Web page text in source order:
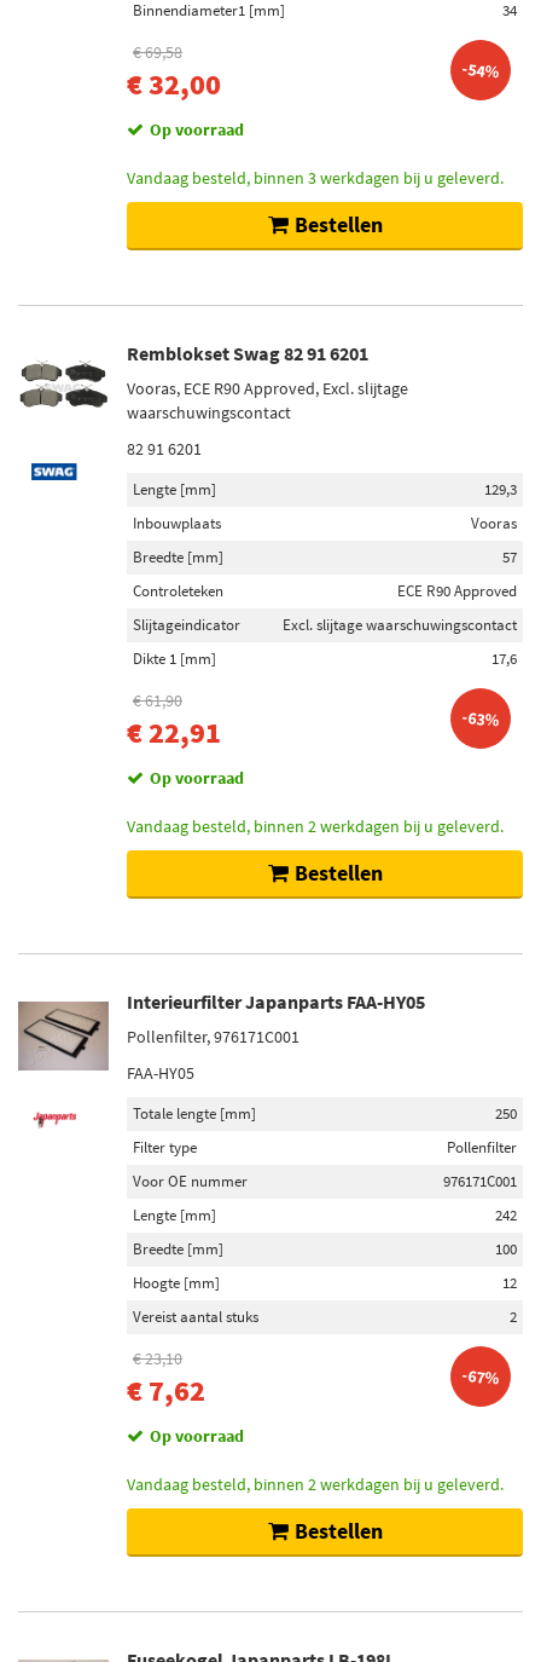
Binnendiameter1 [mm]
34
€ 69,58
€ 32,00 -54%
Op voorraad
Vandaag besteld, binnen 3 werkdagen bij u geleverd.
Bestellen
Remblokset Swag 82 91 6201
Vooras, ECE R90 Approved, Excl. slijtage
waarschuwingscontact
82 91 6201
Lengte [mm]
129,3
Inbouwplaats
Vooras
Breedte [mm]
57
Controleteken
ECE R90 Approved
Slijtageindicator
Excl. slijtage waarschuwingscontact
Dikte 1 [mm]
17,6
€ 61,90
€ 22,91 -63%
Op voorraad
Vandaag besteld, binnen 2 werkdagen bij u geleverd.
Bestellen
Interieurfilter Japanparts FAA-HY05
Pollenfilter, 976171C001
FAA-HY05
Totale lengte [mm]
250
Filter type
Pollenfilter
Voor OE nummer
976171C001
Lengte [mm]
242
Breedte [mm]
100
Hoogte [mm]
12
Vereist aantal stuks
2
€ 23,10
€ 7,62 -67%
Op voorraad
Vandaag besteld, binnen 2 werkdagen bij u geleverd.
Bestellen